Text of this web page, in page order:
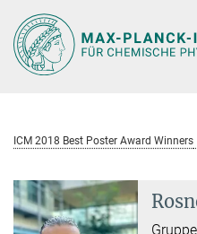
Hauptinhalt
ICM 2018 Best Poster Award Winners